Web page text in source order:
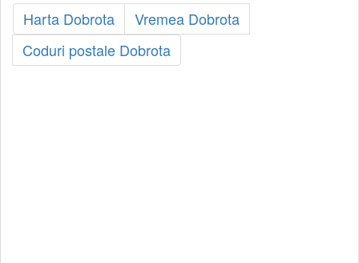
Harta Dobrota
Vremea Dobrota
Coduri postale Dobrota